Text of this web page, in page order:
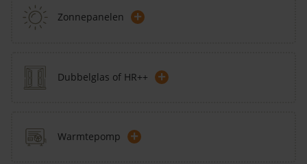
Zonnepanelen +
Dubbelglas of HR++ +
Warmtepomp +